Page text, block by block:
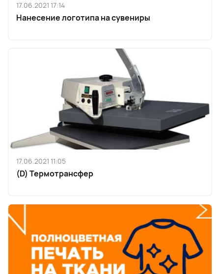
17.06.2021 17:14
Нанесение логотипа на сувениры
17.06.2021 11:05
(D) Термотрансфер